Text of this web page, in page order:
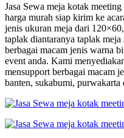
Jasa Sewa meja kotak
harga murah siap kirim ke
jenis ukuran meja dari
taplak diantaranya taplak
berbagai macam jenis warna
event anda. Kami
mensupport berbagai macam
banten, sukabumi, purwakarta